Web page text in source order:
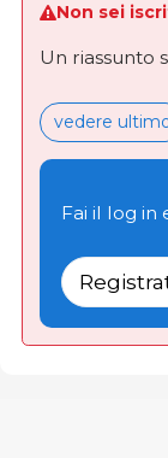
Non sei
Un riassunto
vedere
Fai il log in